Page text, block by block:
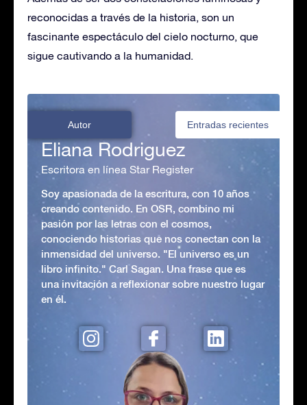
reconocidas a través de la historia, son un
fascinante espectáculo del cielo nocturno, que
sigue cautivando a la humanidad.
Autor Entradas recientes
Eliana Rodriguez
Escritora en línea Star Register
Soy apasionada de la escritura, con 10 años
creando contenido. En OSR, combino mi
pasión por las letras con el cosmos,
conociendo historias que nos conectan con la
inmensidad del universo. "El universo es un
libro infinito." Carl Sagan. Una frase que es
una invitación a reflexionar sobre nuestro lugar
en él.